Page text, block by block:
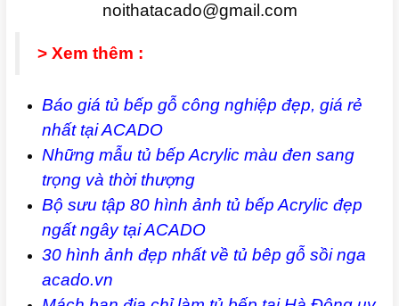
noithatacado@gmail.com
> Xem thêm :
Báo giá tủ bếp gỗ công nghiệp đẹp, giá rẻ
nhất tại ACADO
Những mẫu tủ bếp Acrylic màu đen sang
trọng và thời thượng
Bộ sưu tập 80 hình ảnh tủ bếp Acrylic đẹp
ngất ngây tại ACADO
30 hình ảnh đẹp nhất về tủ bêp gỗ sồi nga
acado.vn